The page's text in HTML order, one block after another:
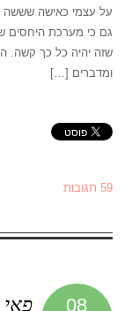
על עצמי כאישה שששה
גם כי מערכת היחסים
שזה יהיה כל כך קשה.
ומדברים […]
59 תגובות
08 פאי